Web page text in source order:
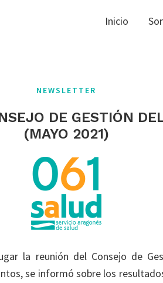
Inicio
NEWSLETTER
DE GESTIÓN
(MAYO 2021)
la reunión del Consejo de
se informó sobre los